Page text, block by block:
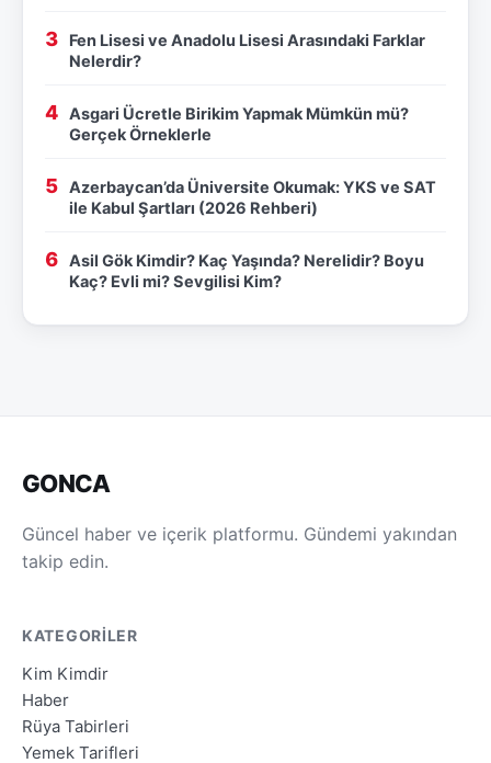
Fen Lisesi ve Anadolu Lisesi Arasındaki Farklar
Nelerdir?
Asgari Ücretle Birikim Yapmak Mümkün mü?
Gerçek Örneklerle
Azerbaycan’da Üniversite Okumak: YKS ve SAT
ile Kabul Şartları (2026 Rehberi)
Asil Gök Kimdir? Kaç Yaşında? Nerelidir? Boyu
Kaç? Evli mi? Sevgilisi Kim?
GONCA
Güncel haber ve içerik platformu. Gündemi yakından
takip edin.
KATEGORILER
Kim Kimdir
Haber
Rüya Tabirleri
Yemek Tarifleri